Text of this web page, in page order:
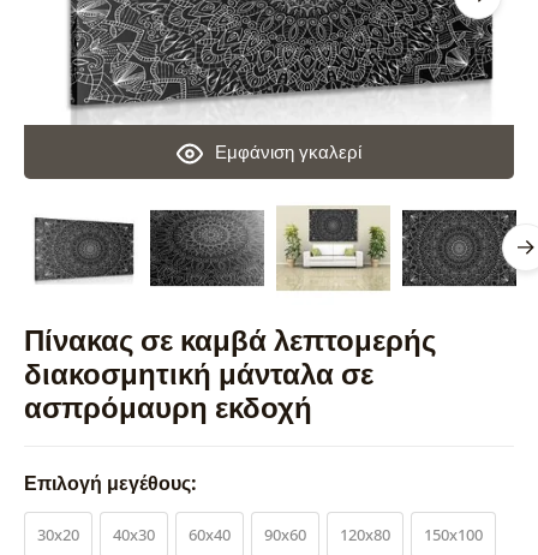
Πίνακας σε καμβά λεπτομερής
διακοσμητική μάνταλα σε
ασπρόμαυρη εκδοχή
Εμφάνιση γκαλερί
Επιλογή μεγέθους:
30x20 40x30 60x40 90x60 120x80 150x100